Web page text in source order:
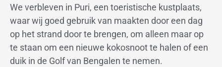
We verbleven in Puri, een toeristische kustplaats,
waar wij goed gebruik van maakten door een dag
op het strand door te brengen, om alleen maar op
te staan om een nieuwe kokosnoot te halen of een
duik in de Golf van Bengalen te nemen.